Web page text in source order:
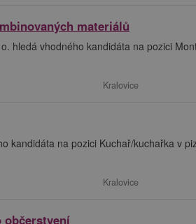
materiálů
hledá vhodného kandidáta na pozici
Kralovice
kandidáta na pozici Kuchař/kuchařka v
Kralovice
občerstvení